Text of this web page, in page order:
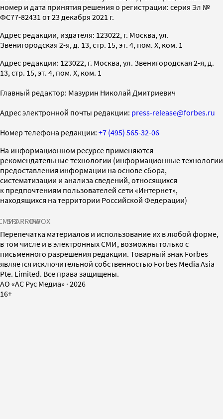
номер и дата принятия решения о регистрации: серия Эл №
ФС77-82431 от 23 декабря 2021 г.
Адрес редакции, издателя: 123022, г. Москва, ул.
Звенигородская 2-я, д. 13, стр. 15, эт. 4, пом. X, ком. 1
Адрес редакции: 123022, г. Москва, ул. Звенигородская 2-я, д.
13, стр. 15, эт. 4, пом. X, ком. 1
Главный редактор: Мазурин Николай Дмитриевич
Адрес электронной почты редакции: press-release@forbes.ru
Номер телефона редакции: +7 (495) 565-32-06
На информационном ресурсе применяются
рекомендательные технологии (информационные технологии
предоставления информации на основе сбора,
систематизации и анализа сведений, относящихся
к предпочтениям пользователей сети «Интернет»,
находящихся на территории Российской Федерации)
SPARROWINFOX
Перепечатка материалов и использование их в любой форме,
в том числе и в электронных СМИ, возможны только с
письменного разрешения редакции. Товарный знак Forbes
является исключительной собственностью Forbes Media Asia
Pte. Limited. Все права защищены.
AO «АС Рус Медиа» · 2026
16+